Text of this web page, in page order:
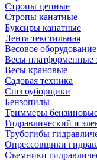
Стропы цепные
Стропы канатные
Буксиры канатные
Лента текстильная
Весовое оборудование
Весы платформенные
Весы крановые
Садовая техника
Снегоуборщики
Бензопилы
Триммеры
Гидравлический и
Трубогибы
Опрессовщики
Съемники